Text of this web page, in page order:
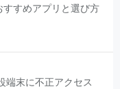
すすめアプリと選び方
端末に不正アクセス